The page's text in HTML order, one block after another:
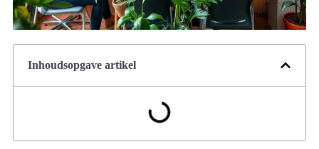
Inhoudsopgave artikel